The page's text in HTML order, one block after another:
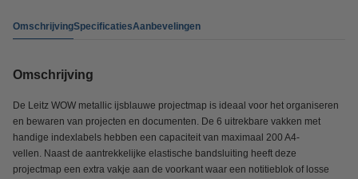
OmschrijvingSpecificatiesAanbevelingen
Omschrijving
De Leitz WOW metallic ijsblauwe projectmap is ideaal voor het organiseren
en bewaren van projecten en documenten. De 6 uitrekbare vakken met
handige indexlabels hebben een capaciteit van maximaal 200 A4-
vellen. Naast de aantrekkelijke elastische bandsluiting heeft deze
projectmap een extra vakje aan de voorkant waar een notitieblok of losse